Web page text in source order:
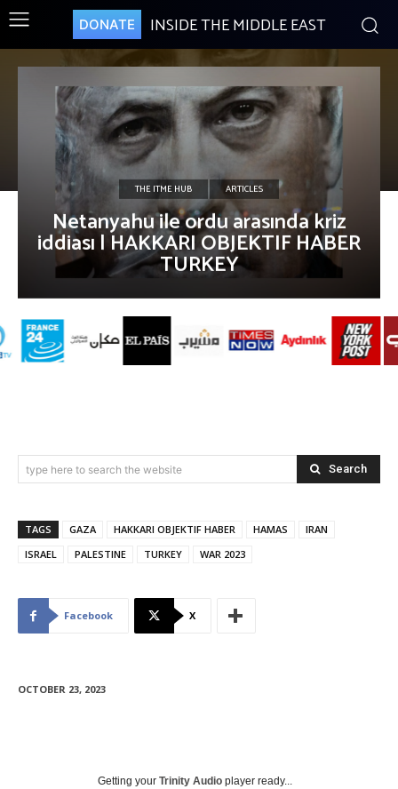
DONATE INSIDE THE MIDDLE EAST
THE ITME HUB ARTICLES
Netanyahu ile ordu arasında kriz
iddiası | HAKKARI OBJEKTIF HABER
TURKEY
type here to search the website Search
TAGS GAZA HAKKARI OBJEKTIF HABER HAMAS
IRAN
ISRAEL
PALESTINE TURKEY WAR 2023
Facebook X
OCTOBER 23, 2023
Getting your Trinity Audio player ready...